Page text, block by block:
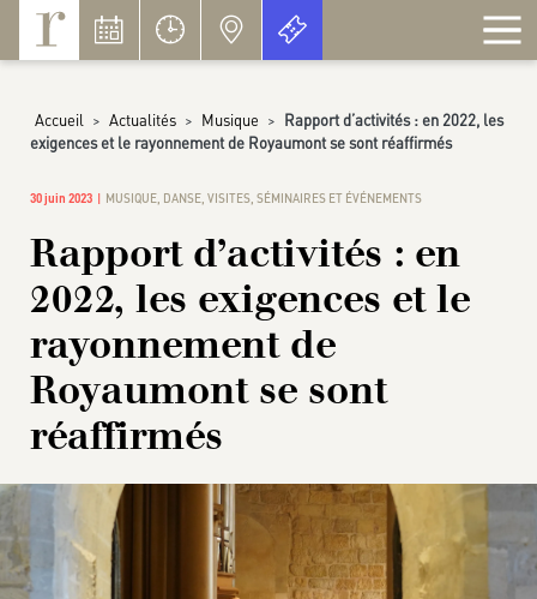
Accueil > Actualités > Musique > Rapport d’activités : en 2022, les
exigences et le rayonnement de Royaumont se sont réaffirmés
30 juin 2023 MUSIQUE DANSE VISITES SÉMINAIRES ET ÉVÉNEMENTS
Rapport d’activités : en
2022, les exigences et le
rayonnement de
Royaumont se sont
réaffirmés
Panneau de gestion des cookies